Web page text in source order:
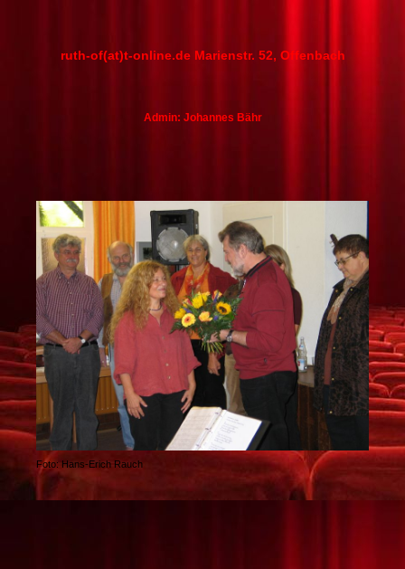
ruth-of(at)t-online.de Marienstr. 52, Offenbach
Admin: Johannes Bähr
Foto: Hans-Erich Rauch